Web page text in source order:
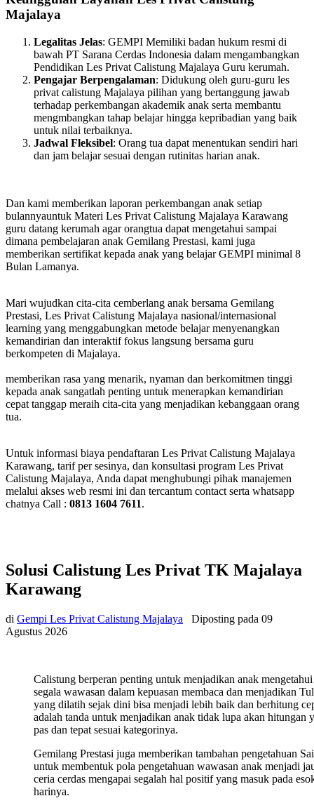
Majalaya
Legalitas Jelas: GEMPI Memiliki badan hukum resmi di
bawah PT Sarana Cerdas Indonesia dalam mengambangkan
Pendidikan Les Privat Calistung Majalaya Guru kerumah.
Pengajar Berpengalaman: Didukung oleh guru-guru les
privat calistung Majalaya pilihan yang bertanggung jawab
terhadap perkembangan akademik anak serta membantu
mengmbangkan tahap belajar hingga kepribadian yang baik
untuk nilai terbaiknya.
Jadwal Fleksibel: Orang tua dapat menentukan sendiri hari
dan jam belajar sesuai dengan rutinitas harian anak.
Dan kami memberikan laporan perkembangan anak setiap
bulannyauntuk Materi Les Privat Calistung Majalaya Karawang
guru datang kerumah agar orangtua dapat mengetahui sampai
dimana pembelajaran anak Gemilang Prestasi, kami juga
memberikan sertifikat kepada anak yang belajar GEMPI minimal 8
Bulan Lamanya.
Mari wujudkan cita-cita cemberlang anak bersama Gemilang
Prestasi, Les Privat Calistung Majalaya nasional/internasional
learning yang menggabungkan metode belajar menyenangkan
kemandirian dan interaktif fokus langsung bersama guru
berkompeten di Majalaya.
memberikan rasa yang menarik, nyaman dan berkomitmen tinggi
kepada anak sangatlah penting untuk menerapkan kemandirian
cepat tanggap meraih cita-cita yang menjadikan kebanggaan orang
tua.
Untuk informasi biaya pendaftaran Les Privat Calistung Majalaya
Karawang, tarif per sesinya, dan konsultasi program Les Privat
Calistung Majalaya, Anda dapat menghubungi pihak manajemen
melalui akses web resmi ini dan tercantum contact serta whatsapp
chatnya Call : 0813 1604 7611.
Solusi Calistung Les Privat TK Majalaya
Karawang
di Gempi Les Privat Calistung Majalaya Diposting pada 09
Agustus 2026
Calistung berperan penting untuk menjadikan anak mengetahui
segala wawasan dalam kepuasan membaca dan menjadikan
yang dilatih sejak dini bisa menjadi lebih baik dan berhitung
adalah tanda untuk menjadikan anak tidak lupa akan hitungan
pas dan tepat sesuai kategorinya.
Gemilang Prestasi juga memberikan tambahan pengetahuan
untuk membentuk pola pengetahuan wawasan anak menjadi
ceria cerdas mengapai segalah hal positif yang masuk pada
harinya.